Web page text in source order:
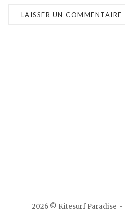
2026 © Kitesurf Paradise